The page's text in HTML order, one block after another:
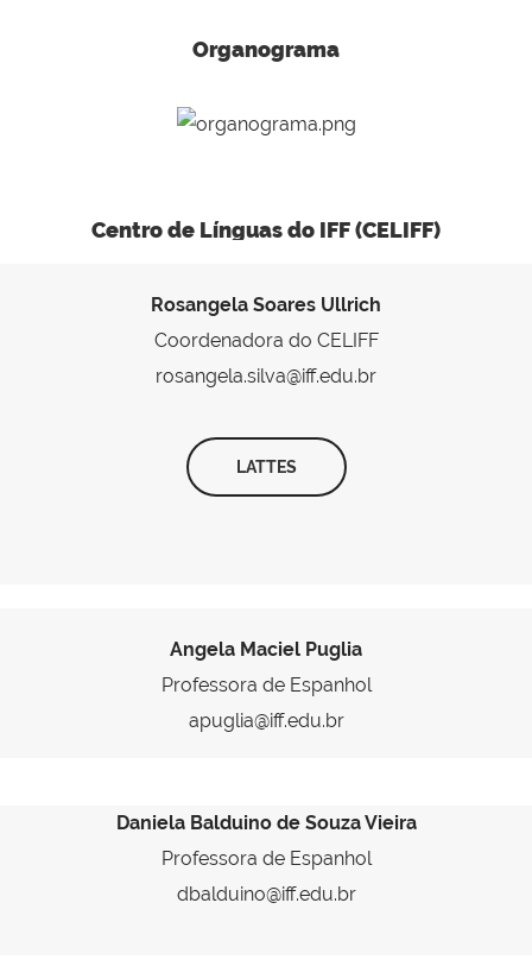
Organograma
Centro de Línguas do IFF (CELIFF)
Rosangela Soares Ullrich
Coordenadora do CELIFF
rosangela.silva@iff.edu.br
LATTES
Angela Maciel Puglia
Professora de Espanhol
apuglia@iff.edu.br
Daniela Balduino de Souza Vieira
Professora de Espanhol
dbalduino@iff.edu.br